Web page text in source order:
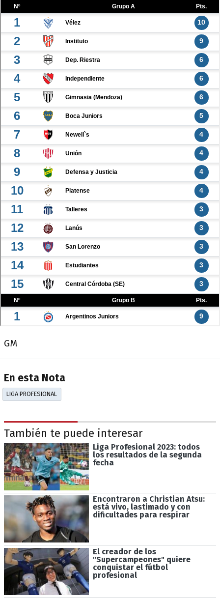
GM
En esta Nota
LIGA PROFESIONAL
También te puede interesar
Liga Profesional 2023: todos
los resultados de la segunda
fecha
Encontraron a Christian Atsu:
está vivo, lastimado y con
dificultades para respirar
El creador de los
"Supercampeones" quiere
conquistar el fútbol
profesional